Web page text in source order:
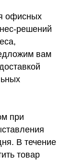
офисных
решений
вам
при
В течение
товар